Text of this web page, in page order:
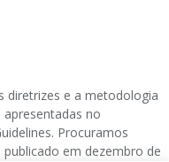
diretrizes e a metodologia
apresentadas no
Procuramos
em dezembro de